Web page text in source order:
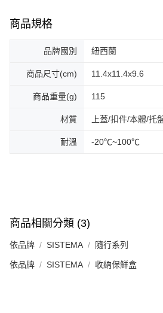
商品規格
品牌國別 紐西蘭
商品尺寸(cm) 11.4x11.4x9.6
商品重量(g) 115
材質 上蓋/扣件/本體/托
耐溫 -20℃~100℃
商品相關分類 (3)
依品牌 SISTEMA 隨行系列
依品牌 SISTEMA 收納保鮮盒